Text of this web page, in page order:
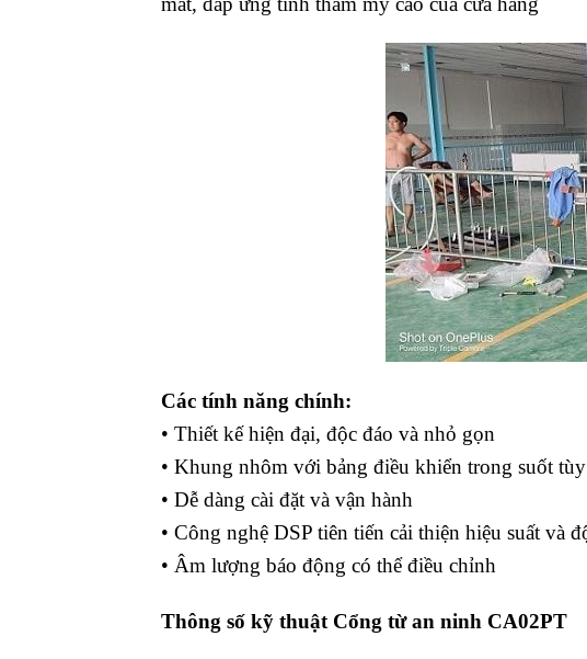
Các tính năng chính:
• Thiết kế hiện đại, độc đáo và nhỏ gọn
• Khung nhôm với bảng điều khiển trong suốt
• Dễ dàng cài đặt và vận hành
• Công nghệ DSP tiên tiến cải thiện hiệu suất và
• Âm lượng báo động có thể điều chỉnh
Thông số kỹ thuật Cổng từ an ninh CA02PT